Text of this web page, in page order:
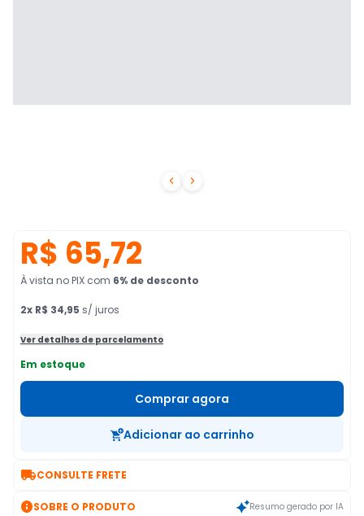
 
R$ 65,72
À vista no PIX com 6% de desconto
2x R$ 34,95 s/ juros
Ver detalhes de parcelamento
Em estoque
Comprar agora
Adicionar ao carrinho
CONSULTE FRETE
SOBRE O PRODUTO Resumo gerado por IA